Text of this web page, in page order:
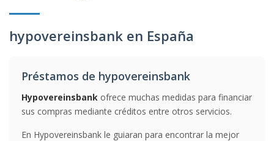
hypovereinsbank en España
Préstamos de hypovereinsbank
Hypovereinsbank ofrece muchas medidas para financiar
sus compras mediante créditos entre otros servicios.
En Hypovereinsbank le guiaran para encontrar la mejor